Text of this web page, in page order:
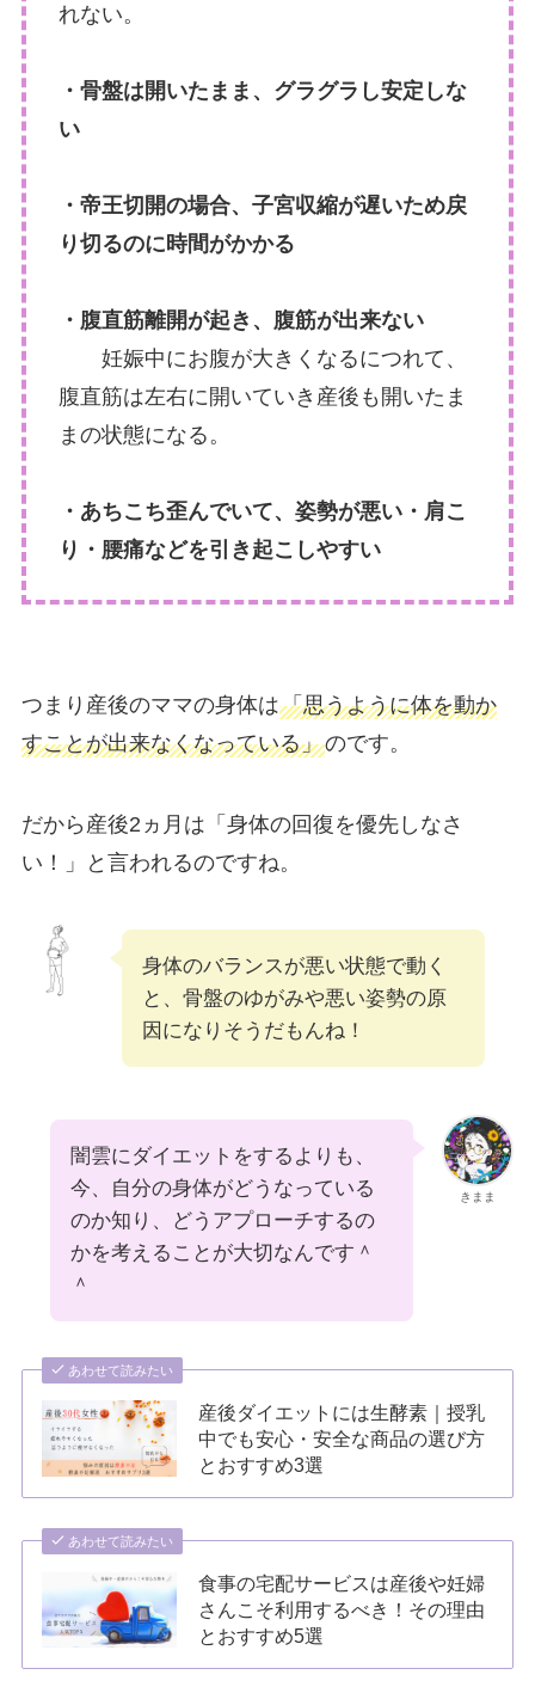
れない。
・骨盤は開いたまま、グラグラし安定しな
い
・帝王切開の場合、子宮収縮が遅いため戻
り切るのに時間がかかる
・腹直筋離開が起き、腹筋が出来ない
妊娠中にお腹が大きくなるにつれて、
腹直筋は左右に開いていき産後も開いたま
まの状態になる。
・あちこち歪んでいて、姿勢が悪い・肩こ
り・腰痛などを引き起こしやすい
つまり産後のママの身体は「思うように体を動か
すことが出来なくなっている」のです。
だから産後2ヵ月は「身体の回復を優先しなさ
い！」と言われるのですね。
身体のバランスが悪い状態で動く
と、骨盤のゆがみや悪い姿勢の原
因になりそうだもんね！
きまま
闇雲にダイエットをするよりも、
今、自分の身体がどうなっている
のか知り、どうアプローチするの
かを考えることが大切なんです＾
＾
あわせて読みたい
産後ダイエットには生酵素｜授乳
中でも安心・安全な商品の選び方
とおすすめ3選
あわせて読みたい
食事の宅配サービスは産後や妊婦
さんこそ利用するべき！その理由
とおすすめ5選